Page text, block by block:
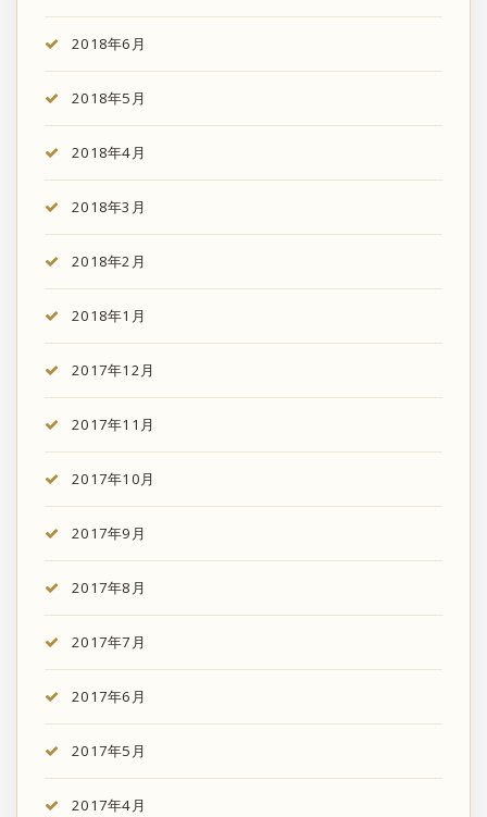
2018年6月
2018年5月
2018年4月
2018年3月
2018年2月
2018年1月
2017年12月
2017年11月
2017年10月
2017年9月
2017年8月
2017年7月
2017年6月
2017年5月
2017年4月